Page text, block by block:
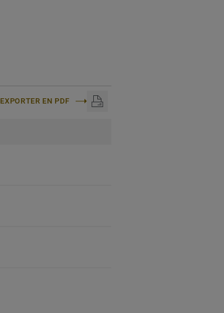
EXPORTER EN PDF